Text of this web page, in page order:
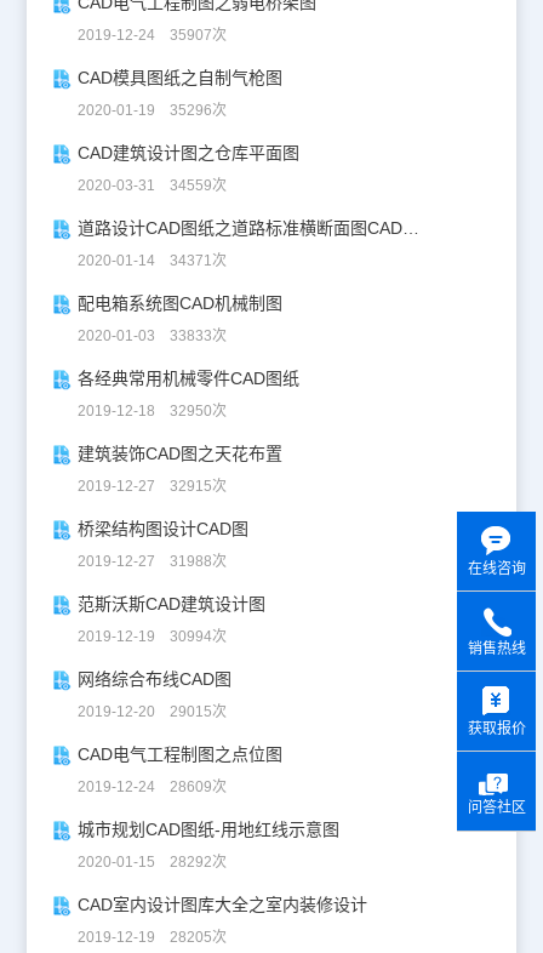
2019-12-24 35907次
CAD模具图纸之自制气枪图
2020-01-19 35296次
CAD建筑设计图之仓库平面图
2020-03-31 34559次
道路设计CAD图纸之道路标准横断面图CAD图纸
2020-01-14 34371次
配电箱系统图CAD机械制图
2020-01-03 33833次
各经典常用机械零件CAD图纸
2019-12-18 32950次
建筑装饰CAD图之天花布置
2019-12-27 32915次
桥梁结构图设计CAD图
2019-12-27 31988次
范斯沃斯CAD建筑设计图
2019-12-19 30994次
网络综合布线CAD图
2019-12-20 29015次
CAD电气工程制图之点位图
2019-12-24 28609次
城市规划CAD图纸-用地红线示意图
2020-01-15 28292次
CAD室内设计图库大全之室内装修设计
2019-12-19 28205次
在线咨询
销售热线
获取报价
问答社区